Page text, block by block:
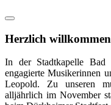
Herzlich willkommen
In der Stadtkapelle Bad
engagierte Musikerinnen
Leopold. Zu unseren
alljährlich im November